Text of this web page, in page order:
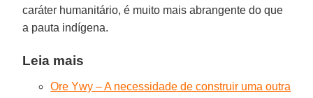
caráter humanitário, é muito mais abrangente do que
a pauta indígena.
Leia mais
Ore Ywy – A necessidade de construir uma outra